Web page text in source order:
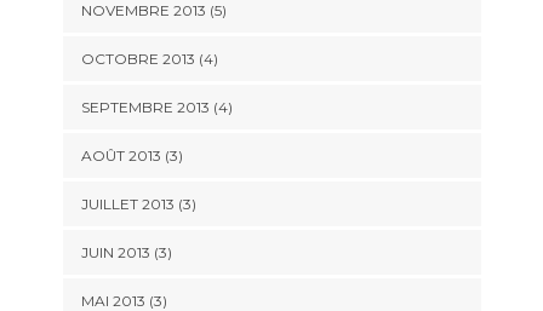
NOVEMBRE 2013 (5)
OCTOBRE 2013 (4)
SEPTEMBRE 2013 (4)
AOÛT 2013 (3)
JUILLET 2013 (3)
JUIN 2013 (3)
MAI 2013 (3)